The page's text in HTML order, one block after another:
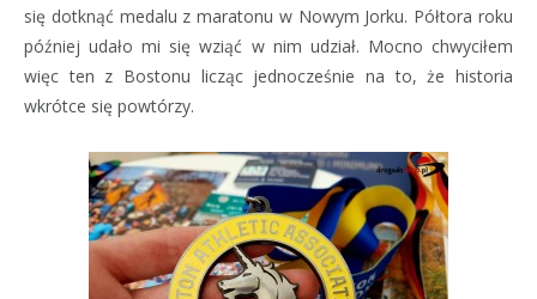
się dotknąć medalu z maratonu w Nowym Jorku. Półtora roku
później udało mi się wziąć w nim udział. Mocno chwyciłem
więc ten z Bostonu licząc jednocześnie na to, że historia
wkrótce się powtórzy.